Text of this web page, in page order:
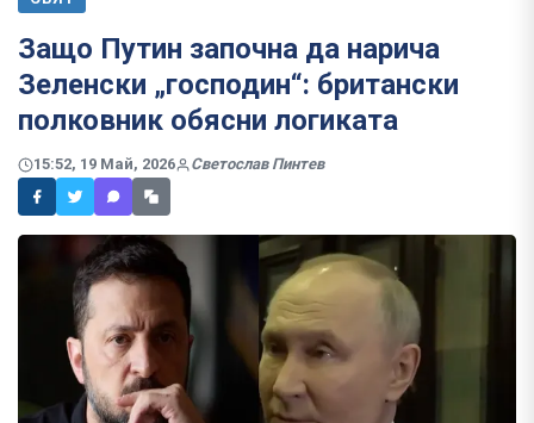
Защо Путин започна да нарича
Зеленски „господин“: британски
полковник обясни логиката
15:52, 19 Май, 2026 Светослав Пинтев